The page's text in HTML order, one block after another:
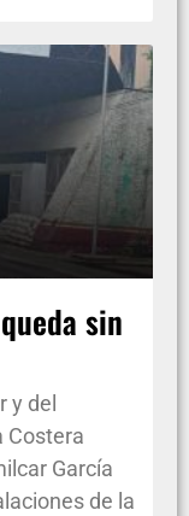
sin
y del
Costera
García
de la